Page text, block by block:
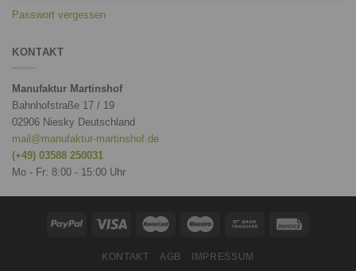
Passwort vergessen
KONTAKT
Manufaktur Martinshof
Bahnhofstraße 17 / 19
02906 Niesky Deutschland
mail@manufaktur-martinshof.de
(+49) 03588 250031
Mo - Fr: 8:00 - 15:00 Uhr
KONTAKT AGB IMPRESSUM